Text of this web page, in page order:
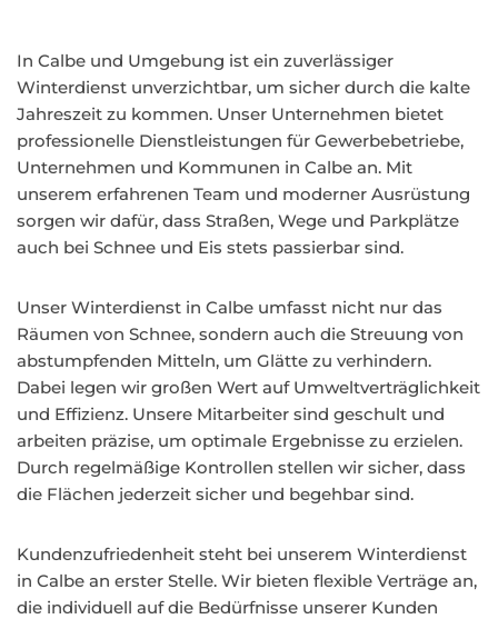
In Calbe und Umgebung ist ein zuverlässiger
Winterdienst unverzichtbar, um sicher durch die kalte
Jahreszeit zu kommen. Unser Unternehmen bietet
professionelle Dienstleistungen für Gewerbebetriebe,
Unternehmen und Kommunen in Calbe an. Mit
unserem erfahrenen Team und moderner Ausrüstung
sorgen wir dafür, dass Straßen, Wege und Parkplätze
auch bei Schnee und Eis stets passierbar sind.
Unser Winterdienst in Calbe umfasst nicht nur das
Räumen von Schnee, sondern auch die Streuung von
abstumpfenden Mitteln, um Glätte zu verhindern.
Dabei legen wir großen Wert auf Umweltverträglichkeit
und Effizienz. Unsere Mitarbeiter sind geschult und
arbeiten präzise, um optimale Ergebnisse zu erzielen.
Durch regelmäßige Kontrollen stellen wir sicher, dass
die Flächen jederzeit sicher und begehbar sind.
Kundenzufriedenheit steht bei unserem Winterdienst
in Calbe an erster Stelle. Wir bieten flexible Verträge an,
die individuell auf die Bedürfnisse unserer Kunden